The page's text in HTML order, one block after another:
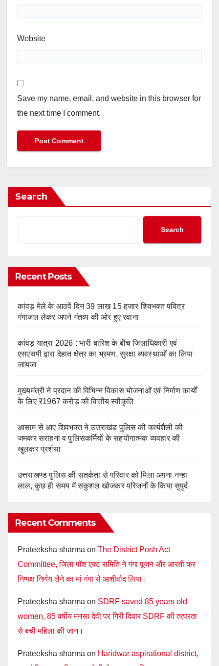
Website
Save my name, email, and website in this browser for
the next time I comment.
Search
Search
Recent Posts
कांवड़ मेले के आठवें दिन 39 लाख 15 हजार शिवभक्त पवित्र
गंगाजल लेकर अपने गंतव्य की ओर हुए रवाना
कांवड़ यात्रा 2026 : भारी बारिश के बीच जिलाधिकारी एवं
एसएसपी द्वारा देहात क्षेत्र का भ्रमण, सुरक्षा व्यवस्थाओं का लिया
जायजा
मुख्यमंत्री ने प्रदान की विभिन्न विकास योजनाओं एवं निर्माण कार्यों
के लिए ₹1967 करोड़ की वित्तीय स्वीकृति
आसाम से आए शिवभक्त ने उत्तराखंड पुलिस की कार्यशैली की
जमकर सराहना व पुलिसकर्मियों के सहयोगात्मक व्यवहार की
खुलकर प्रशंसा
उत्तराखण्ड पुलिस की सतर्कता से परिवार को मिला अपना नन्हा
लाल, कुछ ही समय में सकुशल खोजकर परिजनों के किया सुपुर्द
Recent Comments
Prateeksha sharma on The District Posh Act
Committee, जिला पॉश एक्ट समिति ने गंगा पूजन और आरती कर
निष्पक्ष निर्णय लेने का मां गंगा से आशीर्वाद लिया।
Prateeksha sharma on SDRF saved 85 years old
women, 85 वर्षीय मनसा देवी पर गिरी दिवार SDRF की तत्परता
से बची महिला की जान।
Prateeksha sharma on Haridwar aspirational district,